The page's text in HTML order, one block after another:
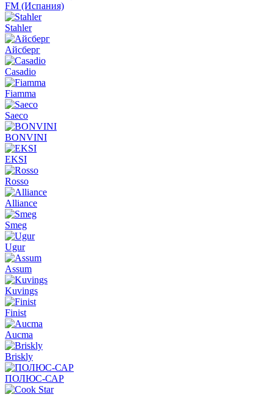
FM (Испания)
Stahler
Айсберг
Casadio
Fiamma
Saeco
BONVINI
EKSI
Rosso
Alliance
Smeg
Ugur
Assum
Kuvings
Finist
Aucma
Briskly
ПОЛЮС-САР